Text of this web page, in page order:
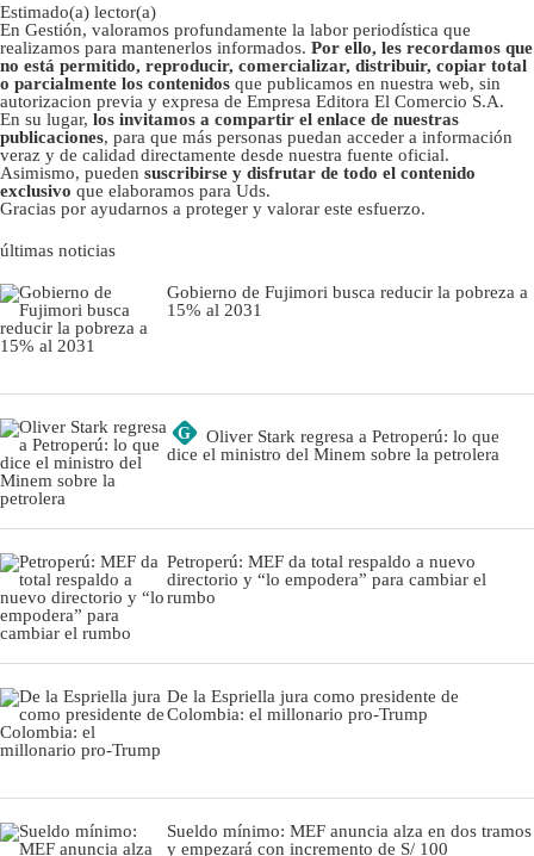
Estimado(a) lector(a)
En Gestión, valoramos profundamente la labor periodística que
realizamos para mantenerlos informados. Por ello, les recordamos que
no está permitido, reproducir, comercializar, distribuir, copiar total
o parcialmente los contenidos que publicamos en nuestra web, sin
autorizacion previa y expresa de Empresa Editora El Comercio S.A.
En su lugar, los invitamos a compartir el enlace de nuestras
publicaciones, para que más personas puedan acceder a información
veraz y de calidad directamente desde nuestra fuente oficial.
Asimismo, pueden suscribirse y disfrutar de todo el contenido
exclusivo que elaboramos para Uds.
Gracias por ayudarnos a proteger y valorar este esfuerzo.
últimas noticias
Gobierno de Fujimori busca reducir la pobreza a
15% al 2031
G
Oliver Stark regresa a Petroperú: lo que
dice el ministro del Minem sobre la petrolera
Petroperú: MEF da total respaldo a nuevo
directorio y “lo empodera” para cambiar el
rumbo
De la Espriella jura como presidente de
Colombia: el millonario pro-Trump
Sueldo mínimo: MEF anuncia alza en dos tramos
y empezará con incremento de S/ 100